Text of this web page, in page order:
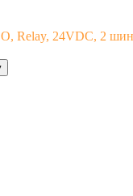
Relay, 24VDC, 2